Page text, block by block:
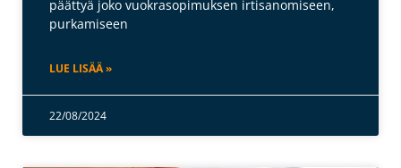
päättyä joko vuokrasopimuksen irtisanomiseen,
purkamiseen
LUE LISÄÄ »
22/08/2024